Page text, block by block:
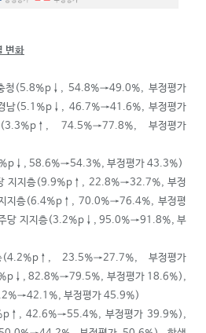
변화
청(5.8%p ↓ , 54.8%→49.0%, 부정평가
남(5.1%p ↓ , 46.7%→41.6%, 부정평가
↑ , 74.5%→77.8%, 부정평가
↓ , 58.6%→54.3%, 부정평가 43.3%)
지지층(9.9%p ↑ , 22.8%→32.7%, 부정
지층(6.4%p ↑ , 70.0%→76.4%, 부정평
당 지지층(3.2%p↓ , 95.0%→91.8%, 부
(4.2%p ↑ , 23.5%→27.7%, 부정평가
↓ , 82.8%→79.5%, 부정평가 18.6%),
부정평가 45.9%)
↑ , 42.6%→55.4%, 부정평가 39.9%),